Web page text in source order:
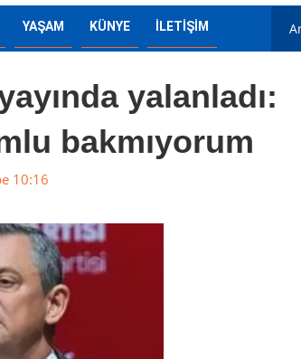
YAŞAM KÜNYE İLETİŞİM
yalanladı:
bakmıyorum
10:16